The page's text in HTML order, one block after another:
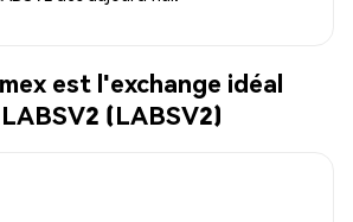
est l'exchange idéal
(LABSV2)